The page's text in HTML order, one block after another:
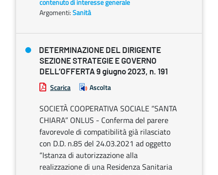
contenuto di interesse generale
Argomenti:Sanità
DETERMINAZIONE DEL DIRIGENTE
SEZIONE STRATEGIE E GOVERNO
DELL’OFFERTA 9 giugno 2023, n. 191
Scarica Ascolta
SOCIETÀ COOPERATIVA SOCIALE “SANTA
CHIARA” ONLUS - Conferma del parere
favorevole di compatibilità già rilasciato
con D.D. n.85 del 24.03.2021 ad oggetto
“Istanza di autorizzazione alla
realizzazione di una Residenza Sanitaria